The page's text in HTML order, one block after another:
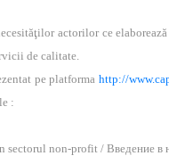
actorilor ce
de calitate.
pe platforma http://
:
non-profit / Введение в